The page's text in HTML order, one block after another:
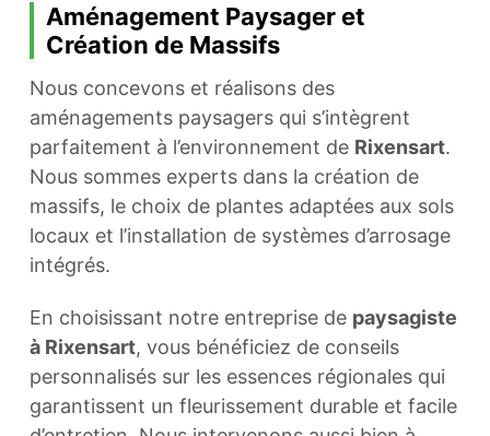
Aménagement Paysager et
Création de Massifs
Nous concevons et réalisons des
aménagements paysagers qui s’intègrent
parfaitement à l’environnement de Rixensart.
Nous sommes experts dans la création de
massifs, le choix de plantes adaptées aux sols
locaux et l’installation de systèmes d’arrosage
intégrés.
En choisissant notre entreprise de paysagiste
à Rixensart, vous bénéficiez de conseils
personnalisés sur les essences régionales qui
garantissent un fleurissement durable et facile